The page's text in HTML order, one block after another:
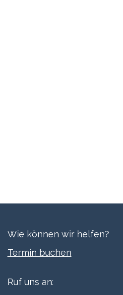
Wie können wir helfen?
Termi​n buchen
Ruf uns an: